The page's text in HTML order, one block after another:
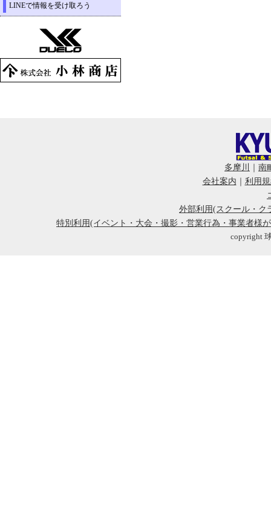
LINEで情報を受け取ろう
多摩川
南
会社案内
利用
外部利用(スクール・ク
特別利用(イベント・大会・撮影・営業行為・事業者様
copyright